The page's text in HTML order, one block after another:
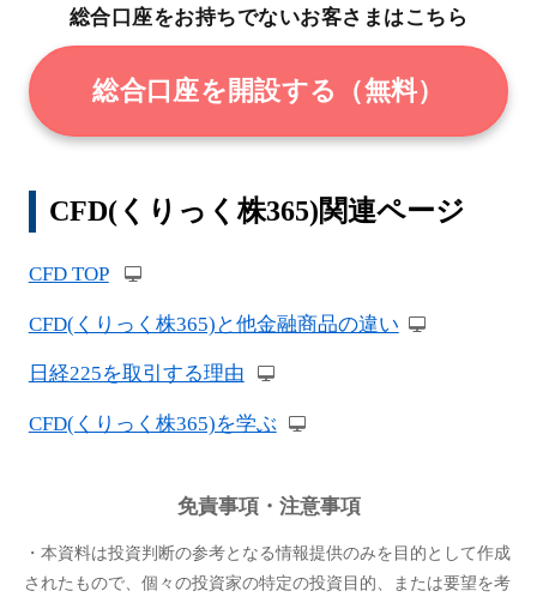
総合口座をお持ちでないお客さまはこちら
総合口座を開設する（無料）
CFD(くりっく株365)関連ページ
CFD TOP
CFD(くりっく株365)と他金融商品の違い
日経225を取引する理由
CFD(くりっく株365)を学ぶ
免責事項・注意事項
・本資料は投資判断の参考となる情報提供のみを目的として作成
されたもので、個々の投資家の特定の投資目的、または要望を考